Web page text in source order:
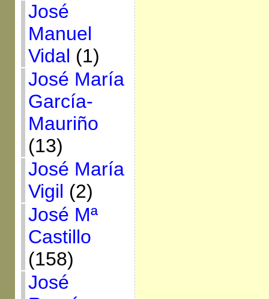
José
Manuel
Vidal (1)
José María
García-
Mauriño
(13)
José María
Vigil (2)
José Mª
Castillo
(158)
José